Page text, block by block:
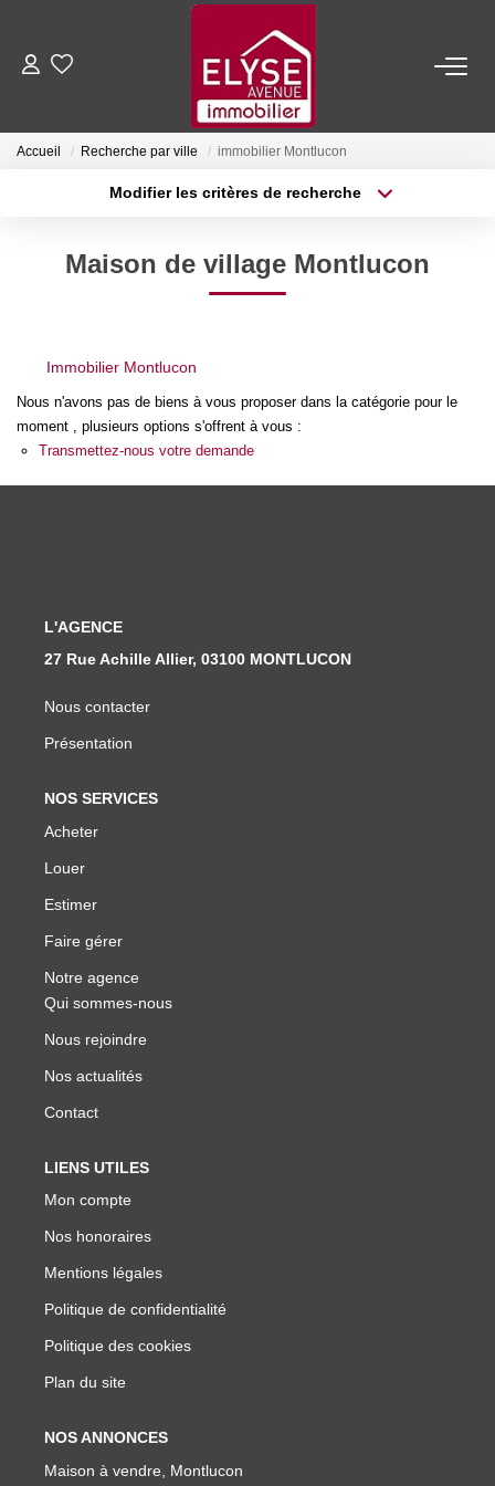
ACHETER
NOTRE AGENCE
Qui Sommes-Nous
Accueil Recherche par ville immobilier Montlucon
Modifier les critères de recherche
Type de bien
Surface min
Créer une alerte
Maison de village Montlucon
Immobilier Montlucon
Nous n'avons pas de biens à vous proposer dans la catégorie pour le
moment , plusieurs options s'offrent à vous :
Transmettez-nous votre demande
L'AGENCE
27 Rue Achille Allier, 03100 MONTLUCON
Nous contacter
Présentation
NOS SERVICES
Acheter
Louer
Estimer
Faire gérer
Notre agence
Qui sommes-nous
Nous rejoindre
Nos actualités
Contact
LIENS UTILES
Mon compte
Nos honoraires
Mentions légales
Politique de confidentialité
Politique des cookies
Plan du site
NOS ANNONCES
Maison à vendre, Montlucon